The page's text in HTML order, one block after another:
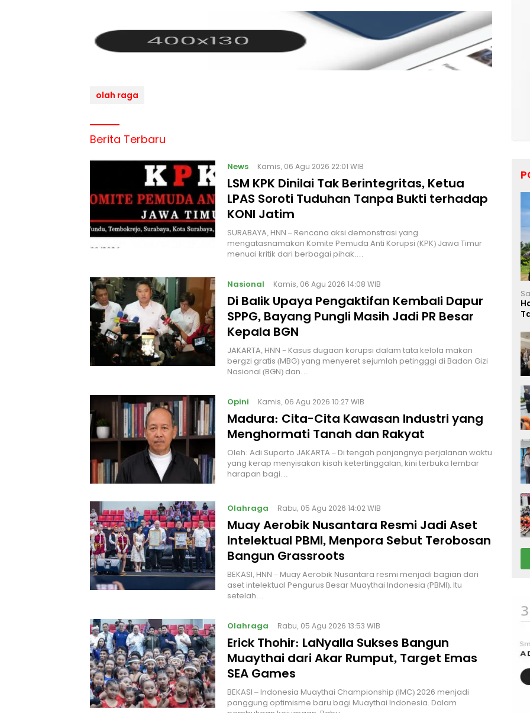
olah raga
Berita Terbaru
News Kamis, 06 Agu 2026 22:01 WIB
LSM KPK Dinilai Tak Berintegritas, Ketua
LPAS Soroti Tuduhan Tanpa Bukti terhadap
KONI Jatim
SURABAYA, HNN – Rencana aksi demonstrasi yang
mengatasnamakan Komite Pemuda Anti Korupsi (KPK) Jawa Timur
menuai kritik dari berbagai pihak.…
Nasional Kamis, 06 Agu 2026 14:08 WIB
Di Balik Upaya Pengaktifan Kembali Dapur
SPPG, Bayang Pungli Masih Jadi PR Besar
Kepala BGN
JAKARTA, HNN - Kasus dugaan korupsi dalam tata kelola makan
bergzi gratis (MBG) yang menyeret sejumlah petingggi di Badan Gizi
Nasional (BGN) dan…
Opini Kamis, 06 Agu 2026 10:27 WIB
Madura: Cita-Cita Kawasan Industri yang
Menghormati Tanah dan Rakyat
Oleh: Adi Suparto JAKARTA – Di tengah panjangnya perjalanan waktu
yang kerap menyisakan kisah ketertinggalan, kini terbuka lembar
harapan bagi…
Olahraga Rabu, 05 Agu 2026 14:02 WIB
Muay Aerobik Nusantara Resmi Jadi Aset
Intelektual PBMI, Menpora Sebut Terobosan
Bangun Grassroots
BEKASI, HNN – Muay Aerobik Nusantara resmi menjadi bagian dari
aset intelektual Pengurus Besar Muaythai Indonesia (PBMI). Itu
setelah…
Olahraga Rabu, 05 Agu 2026 13:53 WIB
Erick Thohir: LaNyalla Sukses Bangun
Muaythai dari Akar Rumput, Target Emas
SEA Games
BEKASI – Indonesia Muaythai Championship (IMC) 2026 menjadi
panggung optimisme baru bagi Muaythai Indonesia. Dalam